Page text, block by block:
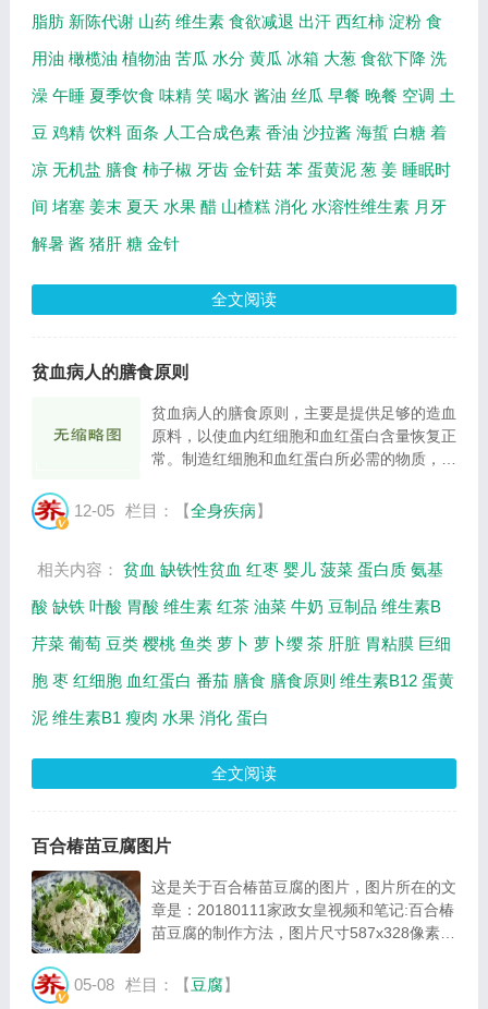
脂肪 新陈代谢 山药 维生素 食欲减退 出汗 西红柿 淀粉 食
用油 橄榄油 植物油 苦瓜 水分 黄瓜 冰箱 大葱 食欲下降 洗
澡 午睡 夏季饮食 味精 笑 喝水 酱油 丝瓜 早餐 晚餐 空调 土
豆 鸡精 饮料 面条 人工合成色素 香油 沙拉酱 海蜇 白糖 着
凉 无机盐 膳食 柿子椒 牙齿 金针菇 苯 蛋黄泥 葱 姜 睡眠时
间 堵塞 姜末 夏天 水果 醋 山楂糕 消化 水溶性维生素 月牙
解暑 酱 猪肝 糖 金针
全文阅读
贫血病人的膳食原则
贫血病人的膳食原则，主要是提供足够的造血
原料，以使血内红细胞和血红蛋白含量恢复正
常。制造红细胞和血红蛋白所必需的物质，主
是红细胞发育生长不可缺少的因素，它们大都
12-05 栏目：【全身疾病】
相关内容： 贫血 缺铁性贫血 红枣 婴儿 菠菜 蛋白质 氨基
酸 缺铁 叶酸 胃酸 维生素 红茶 油菜 牛奶 豆制品 维生素B
芹菜 葡萄 豆类 樱桃 鱼类 萝卜 萝卜缨 茶 肝脏 胃粘膜 巨细
胞 枣 红细胞 血红蛋白 番茄 膳食 膳食原则 维生素B12 蛋黄
泥 维生素B1 瘦肉 水果 消化 蛋白
全文阅读
百合椿苗豆腐图片
这是关于百合椿苗豆腐的图片，图片所在的文
章是：20180111家政女皇视频和笔记:百合椿
苗豆腐的制作方法，图片尺寸587x328像素，
05-08 栏目：【豆腐】